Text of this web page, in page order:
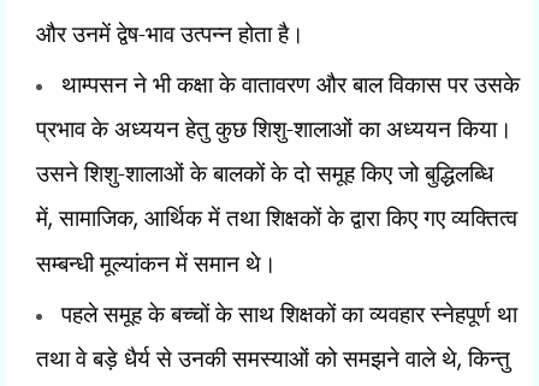
और उनमें द्वेष-भाव उत्पन्न होता है।
थाम्पसन ने भी कक्षा के वातावरण और बाल विकास पर उसके
प्रभाव के अध्ययन हेतु कुछ शिशु-शालाओं का अध्ययन किया।
उसने शिशु-शालाओं के बालकों के दो समूह किए जो बुद्धिलब्धि
में,सामाजिक, आर्थिक में तथा शिक्षकों के द्वारा किए गए व्यक्तित्व
सम्बन्धी मूल्यांकन में समान थे।
पहले समूह के बच्चों के साथ शिक्षकों का व्यवहार स्नेहपूर्ण था
तथा वे बड़े धैर्य से उनकी समस्याओं को समझने वाले थे,किन्तु